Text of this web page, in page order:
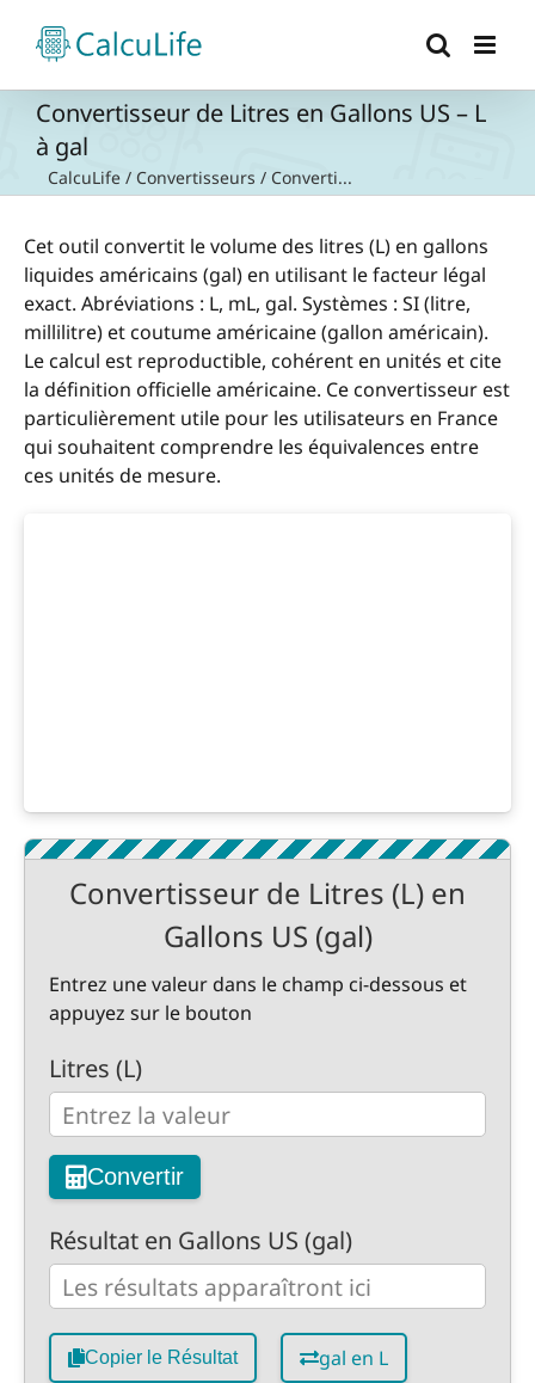
contenu
Convertisseur de Litres en Gallons US – L
à gal
CalcuLife / Convertisseurs / Converti...
Cet outil convertit le volume des litres (L) en gallons
liquides américains (gal) en utilisant le facteur légal
exact. Abréviations : L, mL, gal. Systèmes : SI (litre,
millilitre) et coutume américaine (gallon américain).
Le calcul est reproductible, cohérent en unités et cite
la définition officielle américaine. Ce convertisseur est
particulièrement utile pour les utilisateurs en France
qui souhaitent comprendre les équivalences entre
ces unités de mesure.
Convertisseur de Litres (L) en
Gallons US (gal)
Entrez une valeur dans le champ ci-dessous et
appuyez sur le bouton
Litres (L)
Convertir
Résultat en Gallons US (gal)
Copier le Résultat gal en L